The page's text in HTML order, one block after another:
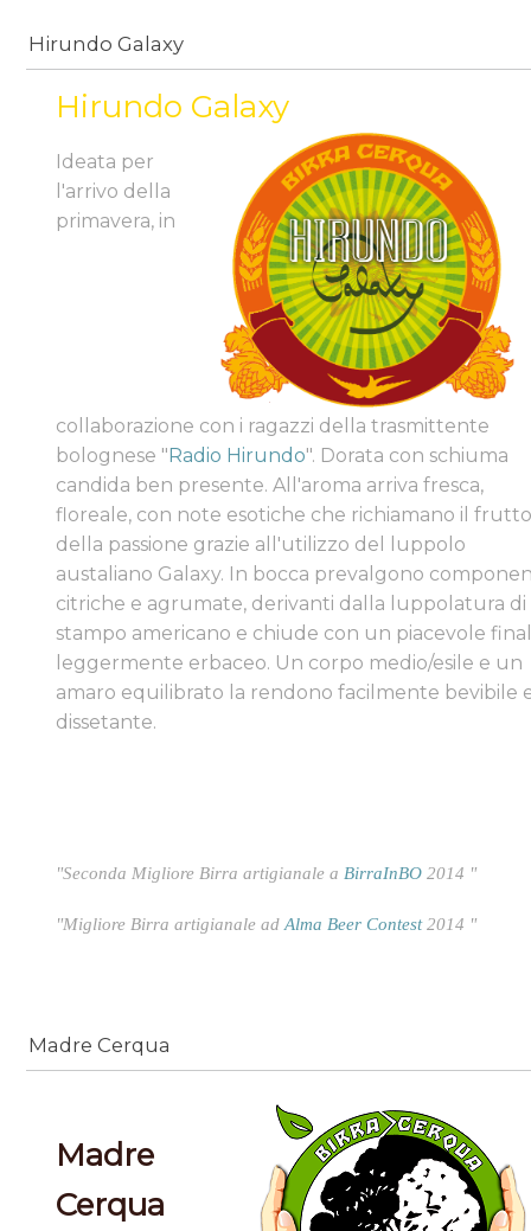
Hirundo Galaxy
Hirundo Galaxy
Ideata per
l'arrivo della
primavera, in
collaborazione con i ragazzi della trasmittente
bolognese " Radio Hirundo". Dorata con schiuma
candida ben presente. All'aroma arriva fresca,
floreale, con note esotiche che richiamano il
della passione grazie all'utilizzo del luppolo
austaliano Galaxy. In bocca prevalgono
citriche e agrumate, derivanti dalla luppolatura di
stampo americano e chiude con un piacevole
leggermente erbaceo. Un corpo medio/esile e un
amaro equilibrato la rendono facilmente bevibile
dissetante.
"Seconda Migliore Birra artigianale a BirraInBO 2014 "
"Migliore Birra artigianale adAlma Beer Contest2014 "
Madre Cerqua
Madre
Cerqua